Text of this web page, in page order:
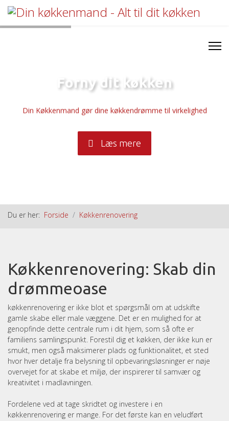
Forny dit køkken
Din Køkkenmand gør dine køkkendrømme til virkelighed
Læs mere
Du er her: Forside Køkkenrenovering
Køkkenrenovering: Skab din
drømmeoase
køkkenrenovering er ikke blot et spørgsmål om at udskifte
gamle skabe eller male væggene. Det er en mulighed for at
genopfinde dette centrale rum i dit hjem, som så ofte er
familiens samlingspunkt. Forestil dig et køkken, der ikke kun er
smukt, men også maksimerer plads og funktionalitet, et sted
hvor hver detalje fra belysning til opbevaringsløsninger er nøje
overvejet for at skabe et miljø, der inspirerer til samvær og
kreativitet i madlavningen.
Fordelene ved at tage skridtet og investere i en
køkkenrenovering er mange. For det første kan en veludført